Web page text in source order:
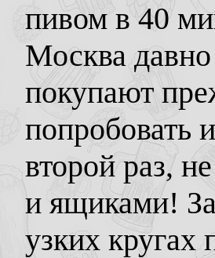
пивом в 40
Москва
покупают
попробовать
второй раз,
и ящиками!
узких кругах